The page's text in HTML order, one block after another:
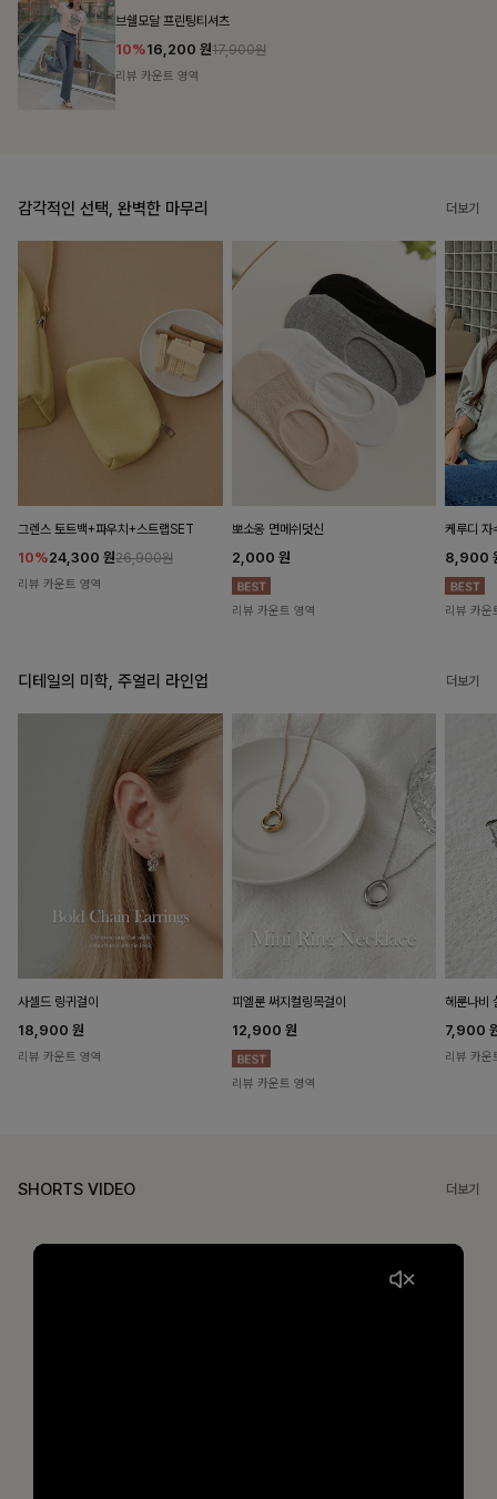
감각적인 선택, 완벽한 마무리 더보기
그렌스 토트백+파우치+스트랩SET
10%24,300 원26,900원
리뷰 카운트 영역
뽀소옹 면메쉬덧신
2,000 원
리뷰 카운트 영역
케루디 자
8,900
리뷰 카운
디테일의 미학, 주얼리 라인업 더보기
사셀드 링귀걸이
18,900 원
리뷰 카운트 영역
피엘룬 써지컬링목걸이
12,900 원
리뷰 카운트 영역
헤룬나비
7,900
리뷰 카운
SHORTS VIDEO 더보기